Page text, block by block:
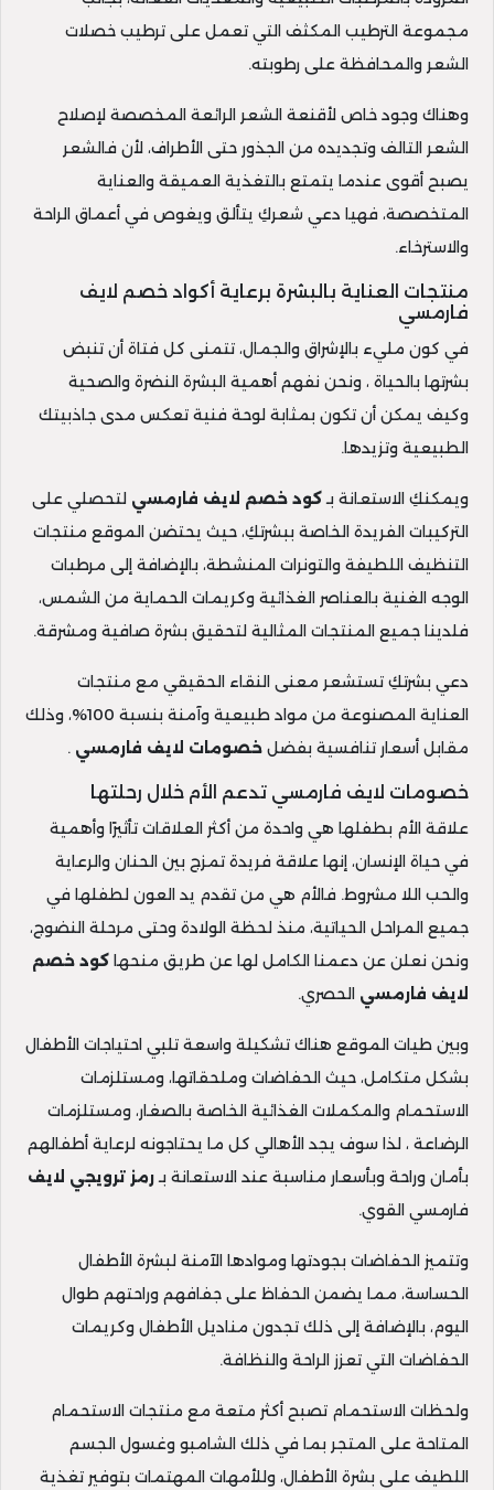
مجموعة الترطيب المكثف التي تعمل على ترطيب خصلات
الشعر والمحافظة على رطوبته.
وهناك وجود خاص لأقنعة الشعر الرائعة المخصصة لإصلاح
الشعر التالف وتجديده من الجذور حتى الأطراف، لأن فالشعر
يصبح أقوى عندما يتمتع بالتغذية العميقة والعناية
المتخصصة، فهيا دعي شعركِ يتألق ويغوص في أعماق الراحة
والاسترخاء.
منتجات العناية بالبشرة برعاية أكواد خصم لايف
فارمسي
في كون مليء بالإشراق والجمال، تتمنى كل فتاة أن تنبض
بشرتها بالحياة ، ونحن نفهم أهمية البشرة النضرة والصحية
وكيف يمكن أن تكون بمثابة لوحة فنية تعكس مدى جاذبيتك
الطبيعية وتزيدها.
ويمكنكِ الاستعانة بـكود خصم لايف فارمسي لتحصلي على
التركيبات الفريدة الخاصة ببشرتكِ، حيث يحتضن الموقع منتجات
التنظيف اللطيفة والتونرات المنشطة، بالإضافة إلى مرطبات
الوجه الغنية بالعناصر الغذائية وكريمات الحماية من الشمس،
فلدينا جميع المنتجات المثالية لتحقيق بشرة صافية ومشرقة.
دعي بشرتكِ تستشعر معنى النقاء الحقيقي مع منتجات
العناية المصنوعة من مواد طبيعية وآمنة بنسبة 100%، وذلك
مقابل أسعار تنافسية بفضل خصومات لايف فارمسي .
خصومات لايف فارمسي تدعم الأم خلال رحلتها
علاقة الأم بطفلها هي واحدة من أكثر العلاقات تأثيرًا وأهمية
في حياة الإنسان، إنها علاقة فريدة تمزج بين الحنان والرعاية
والحب اللا مشروط. فالأم هي من تقدم يد العون لطفلها في
جميع المراحل الحياتية، منذ لحظة الولادة وحتى مرحلة النضوج،
ونحن نعلن عن دعمنا الكامل لها عن طريق منحها كود خصم
لايف فارمسي الحصري.
وبين طيات الموقع هناك تشكيلة واسعة تلبي احتياجات الأطفال
بشكل متكامل، حيث الحفاضات وملحقاتها، ومستلزمات
الاستحمام والمكملات الغذائية الخاصة بالصغار، ومستلزمات
الرضاعة ، لذا سوف يجد الأهالي كل ما يحتاجونه لرعاية أطفالهم
بأمان وراحة وبأسعار مناسبة عند الاستعانة بـرمز ترويجي لايف
فارمسي القوي.
وتتميز الحفاضات بجودتها وموادها الآمنة لبشرة الأطفال
الحساسة، مما يضمن الحفاظ على جفافهم وراحتهم طوال
اليوم، بالإضافة إلى ذلك تجدون مناديل الأطفال وكريمات
الحفاضات التي تعزز الراحة والنظافة.
ولحظات الاستحمام تصبح أكثر متعة مع منتجات الاستحمام
المتاحة على المتجر بما في ذلك الشامبو وغسول الجسم
اللطيف على بشرة الأطفال، وللأمهات المهتمات بتوفير تغذية